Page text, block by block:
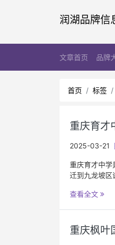
润湖品牌信
文章首页 品牌
首页 标签
重庆育才
2025-03-21
重庆育才中学
迁到九龙坡区
查看全文
重庆枫叶